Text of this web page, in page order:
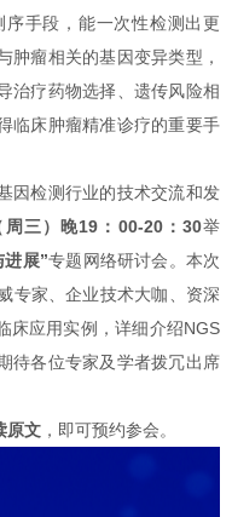
手段，能一次性检测出更
肿瘤相关的基因变异类型，
治疗药物选择、遗传风险相
临床肿瘤精准诊疗的重要手
因检测行业的技术交流和发
三）晚19：00-20：30举
进展”专题网络研讨会。本次
专家、企业技术大咖、资深
床应用实例，详细介绍NGS
待各位专家及学者拨冗出席
原文 ，即可预约参会。